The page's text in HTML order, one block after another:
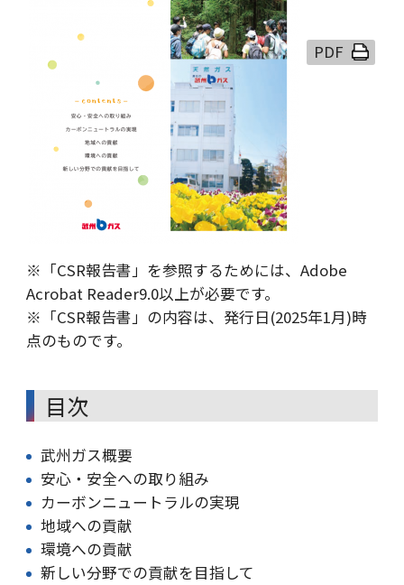
※「CSR報告書」を参照するためには、Adobe
Acrobat Reader9.0以上が必要です。
※「CSR報告書」の内容は、発行日(2025年1月)時
点のものです。
目次
武州ガス概要
安心・安全への取り組み
カーボンニュートラルの実現
地域への貢献
環境への貢献
新しい分野での貢献を目指して